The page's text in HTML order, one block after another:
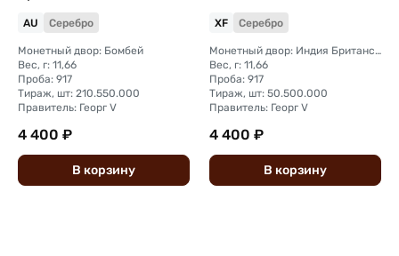
AU Серебро
Монетный двор: Бомбей
Вес, г: 11,66
Проба: 917
Тираж, шт: 210.550.000
Правитель: Георг V
4 400 ₽
В корзину
XF Серебро
Монетный двор: Индия Британская, Калькутта
Вес, г: 11,66
Проба: 917
Тираж, шт: 50.500.000
Правитель: Георг V
4 400 ₽
В корзину